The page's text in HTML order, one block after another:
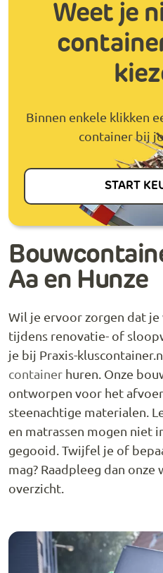
Weet je
Binnen enkele klikken
container bij
START
Aa en Hunze
Wil je ervoor zorgen dat
tijdens renovatie- of
je bij Praxis-
container huren. Onze
ontworpen voor het
steenachtige materialen.
en matrassen mogen niet
gegooid. Twijfel je of
mag? Raadpleeg dan
overzicht.